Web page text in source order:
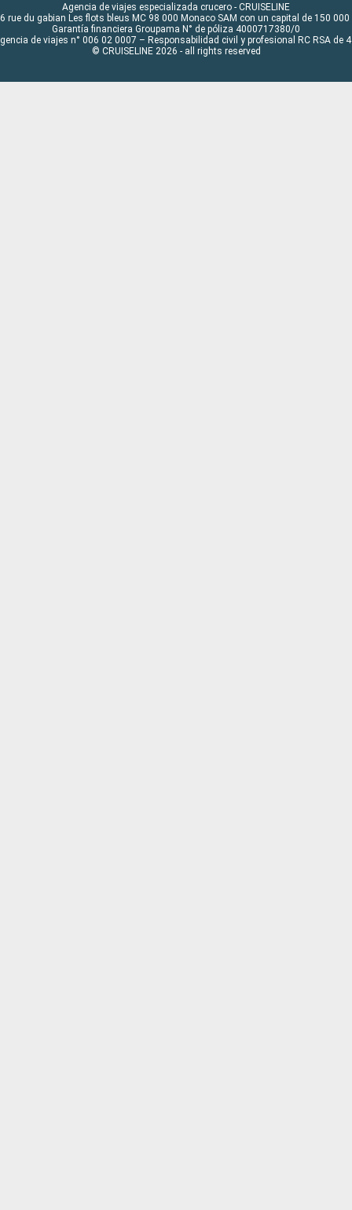
Agencia de viajes especializada crucero - CRUISELINE
rue du gabian Les flots bleus MC 98 000 Monaco SAM con un capital de 150 000
Garantía financiera Groupama N° de póliza 4000717380/0
de viajes n° 006 02 0007 – Responsabilidad civil y profesional RC RSA de
© CRUISELINE 2026 - all rights reserved